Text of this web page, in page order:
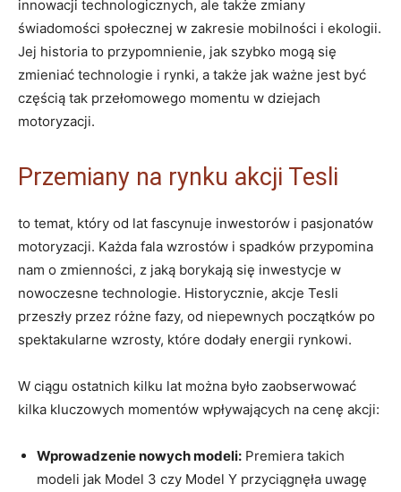
⁤innowacji technologicznych,⁢ ale ‌także⁢ zmiany
świadomości społecznej ‍w zakresie mobilności​ i ekologii.
Jej historia to przypomnienie,‌ jak szybko mogą się
zmieniać technologie i rynki, a także jak⁤ ważne jest być
częścią⁣ tak przełomowego momentu ​w ⁤dziejach
motoryzacji.
Przemiany na rynku ⁣akcji Tesli
to temat,⁣ który od lat fascynuje inwestorów i pasjonatów
motoryzacji. Każda fala wzrostów i spadków przypomina
nam⁢ o zmienności, z‌ jaką borykają się inwestycje w
nowoczesne technologie. ⁢Historycznie, akcje Tesli
‌przeszły przez różne⁢ fazy, od niepewnych początków po
spektakularne wzrosty, które dodały energii rynkowi.
W ciągu ⁢ostatnich ⁣kilku lat można było zaobserwować
kilka kluczowych momentów wpływających na cenę akcji:
Wprowadzenie nowych ‍modeli: Premiera takich
modeli jak ⁤Model 3 czy Model ⁤Y przyciągnęła uwagę